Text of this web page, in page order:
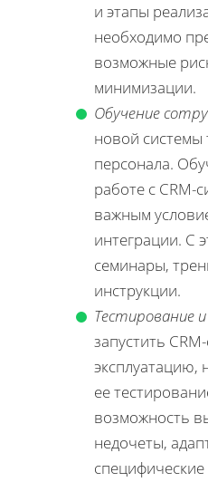
и этапы
необходимо
возможные
минимизации.
Обучение
новой системы
персонала.
работе с CRM-
важным
интеграции. С
семинары,
инструкции.
Тестирование и
запустить
эксплуатацию,
ее
возможность
недочеты,